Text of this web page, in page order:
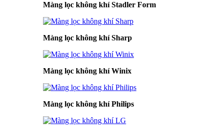
Màng lọc không khí Stadler Form
Màng lọc không khí Sharp
Màng lọc không khí Winix
Màng lọc không khí Philips